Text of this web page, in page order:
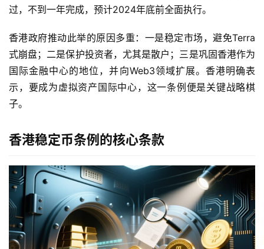
过，不到一年完成，预计2024年底前全面执行。
香港政府推动此举的原因多重：一是稳定市场，避免Terra
式崩盘；二是保护投资者，尤其是散户；三是巩固香港作为
国际金融中心的地位，并向Web3领域扩展。香港明确表
示，要成为虚拟资产国际中心，这一条例便是关键战略棋
子。
香港稳定币条例的核心条款